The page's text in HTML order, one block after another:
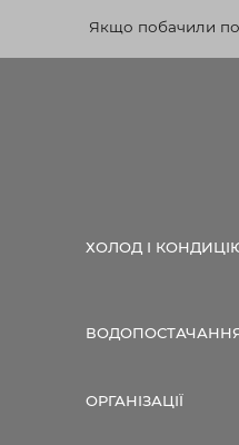
Якщо побачили
ХОЛОД І
ВОДОПОСТАЧАННЯ
ОРГАНІЗАЦІЇ